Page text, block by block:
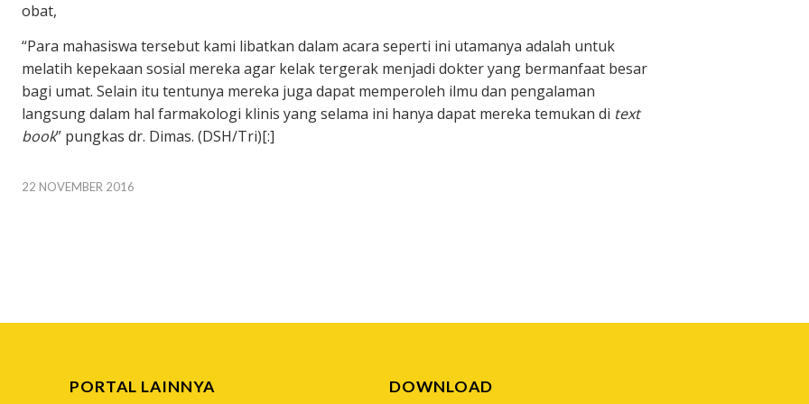
obat,
“Para mahasiswa tersebut kami libatkan dalam acara seperti ini utamanya adalah untuk
melatih kepekaan sosial mereka agar kelak tergerak menjadi dokter yang bermanfaat besar
bagi umat. Selain itu tentunya mereka juga dapat memperoleh ilmu dan pengalaman
langsung dalam hal farmakologi klinis yang selama ini hanya dapat mereka temukan di text
book” pungkas dr. Dimas. (DSH/Tri)[:]
22 NOVEMBER 2016
PORTAL LAINNYA DOWNLOAD